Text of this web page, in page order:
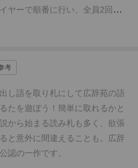
ヤーで順番に行い、全員2回読
たら)終了
ンにするためか
部なくなったら終わりでもいい
取り札の組み合わせがするする
早いと2回目のゲームあたりか
たらすぐ取る戦いに発展しま
が覚えやすい。 普通のカルタで
と覚えられなかったのに、単語
考
し語を取り札にして広辞苑の語
たを遊ぼう！ 簡単に取れるかと
から始まる読み札も多く、欲張
と意外に間違えることも。
広辞
認の一作です。